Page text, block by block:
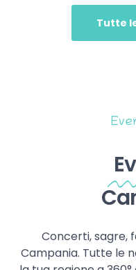
Tutte
Concerti, sagre,
Campania. Tutte le